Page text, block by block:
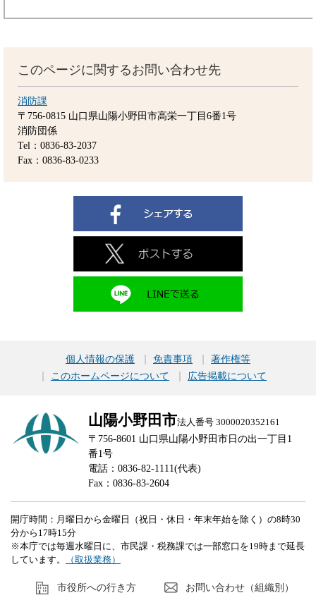
このページに関するお問い合わせ先
消防課
〒756-0815 山口県山陽小野田市高栄一丁目6番1号
消防団係
Tel：0836-83-2037
Fax：0836-83-0233
個人情報の保護 免責事項
著作権等
このホームページについて
広告掲載について
山陽小野田市法人番号 3000020352161
〒756-8601 山口県山陽小野田市日の出一丁目1
番1号
電話：0836-82-1111(代表)
Fax：0836-83-2604
開庁時間：月曜日から金曜日（祝日・休日・年末年始を除く）の8時30
分から17時15分
※本庁では毎週水曜日に、市民課・税務課では一部窓口を19時まで延長
しています。
（取扱業務）
市役所への行き方 お問い合わせ（組織別）